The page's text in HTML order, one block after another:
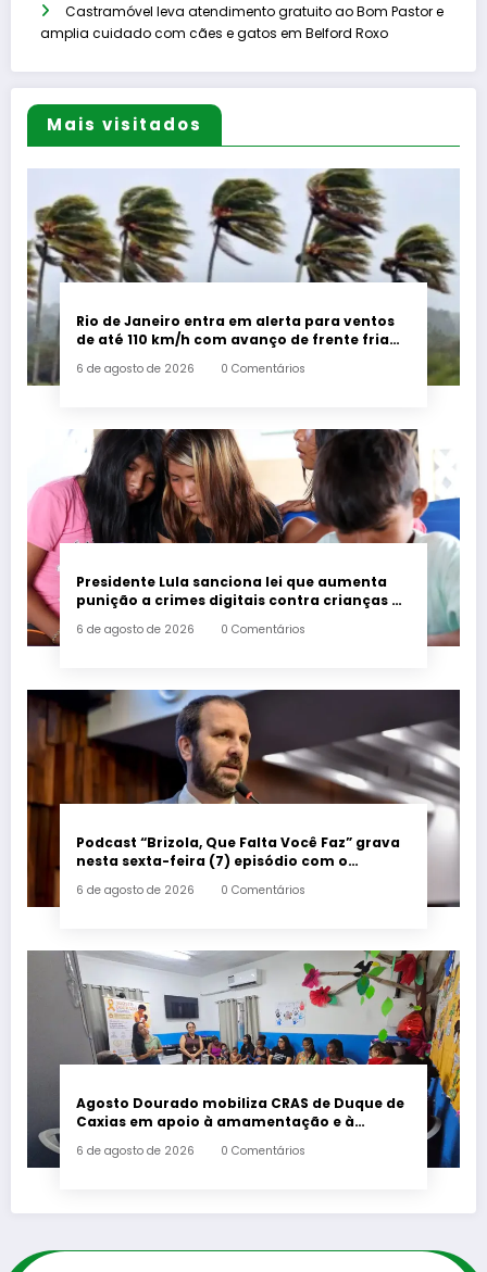
Castramóvel leva atendimento gratuito ao Bom Pastor e
amplia cuidado com cães e gatos em Belford Roxo
Mais visitados
Rio de Janeiro entra em alerta para ventos
de até 110 km/h com avanço de frente fria
6 de agosto de 2026 0 Comentários
Presidente Lula sanciona lei que aumenta
punição a crimes digitais contra crianças é
6 de agosto de 2026 0 Comentários
Podcast “Brizola, Que Falta Você Faz” grava
nesta sexta-feira (7) episódio com o
6 de agosto de 2026 0 Comentários
Agosto Dourado mobiliza CRAS de Duque de
Caxias em apoio à amamentação e à
6 de agosto de 2026 0 Comentários